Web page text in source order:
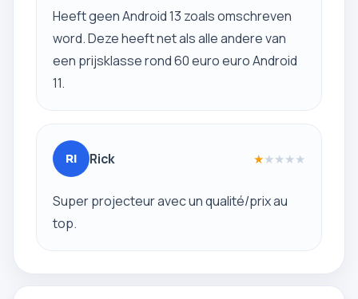
Heeft geen Android 13 zoals omschreven
word. Deze heeft net als alle andere van
een prijsklasse rond 60 euro euro Android
11.
RI Rick ★★★★★
Super projecteur avec un qualité/prix au
top.